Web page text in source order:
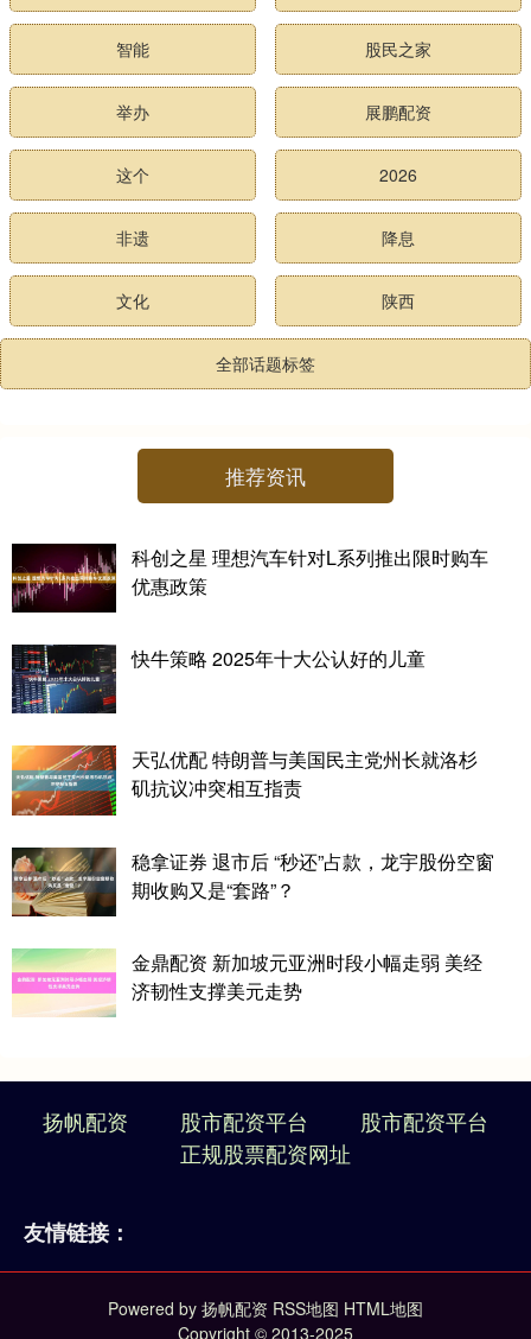
智能 股民之家
举办 展鹏配资
这个 2026
非遗 降息
文化 陕西
全部话题标签
推荐资讯
科创之星 理想汽车针对L系列推出限时购车
优惠政策
快牛策略 2025年十大公认好的儿童
天弘优配 特朗普与美国民主党州长就洛杉
矶抗议冲突相互指责
稳拿证券 退市后 “秒还”占款，龙宇股份空窗
期收购又是“套路”？
金鼎配资 新加坡元亚洲时段小幅走弱 美经
济韧性支撑美元走势
扬帆配资 股市配资平台
股市配资平台
正规股票配资网址
友情链接：
Powered by 扬帆配资 RSS地图 HTML地图
Copyright © 2013-2025